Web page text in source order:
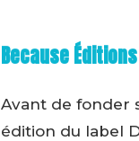
Because
Avant de fonder
édition du label